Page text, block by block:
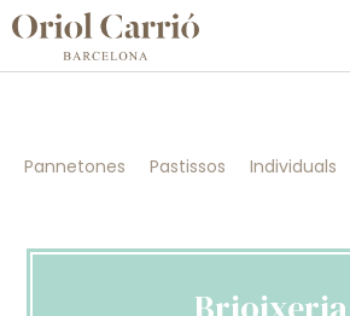
Pannetones Pastissos Individuals